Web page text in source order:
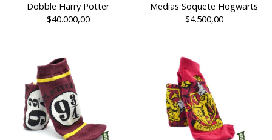
Dobble Harry Potter
$40.000,00
Medias Soquete Hogwarts
$4.500,00